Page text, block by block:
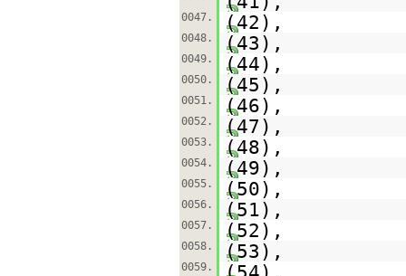
0047. (42),
0048. (43),
0049. (44),
0050. (45),
0051. (46),
0052. (47),
0053. (48),
0054. (49),
0055. (50),
0056. (51),
0057. (52),
0058. (53),
0059.